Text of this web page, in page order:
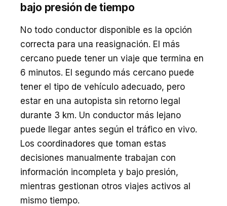
bajo presión de tiempo
No todo conductor disponible es la opción
correcta para una reasignación. El más
cercano puede tener un viaje que termina en
6 minutos. El segundo más cercano puede
tener el tipo de vehículo adecuado, pero
estar en una autopista sin retorno legal
durante 3 km. Un conductor más lejano
puede llegar antes según el tráfico en vivo.
Los coordinadores que toman estas
decisiones manualmente trabajan con
información incompleta y bajo presión,
mientras gestionan otros viajes activos al
mismo tiempo.